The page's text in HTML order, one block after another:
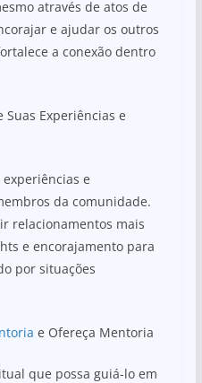
através de atos de
e ajudar os outros
a conexão dentro
Experiências e
e
da comunidade.
relacionamentos mais
e encorajamento para
por situações
e Ofereça Mentoria
que possa guiá-lo em